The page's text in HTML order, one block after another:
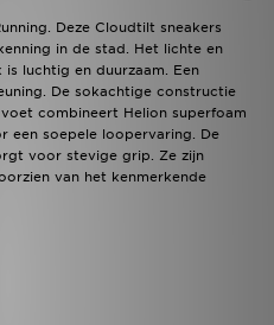
Deze Cloudtilt sneakers
in de stad. Het lichte en
luchtig en duurzaam. Een
De sokachtige constructie
combineert Helion superfoam
een soepele loopervaring. De
voor stevige grip. Ze zijn
van het kenmerkende